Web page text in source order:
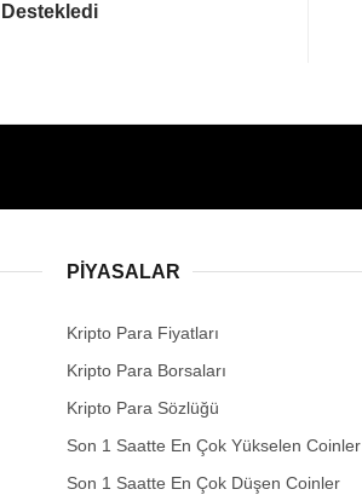
Destekledi
PIYASALAR
Kripto Para Fiyatları
Kripto Para Borsaları
Kripto Para Sözlüğü
Son 1 Saatte En Çok Yükselen Coinler
Son 1 Saatte En Çok Düşen Coinler